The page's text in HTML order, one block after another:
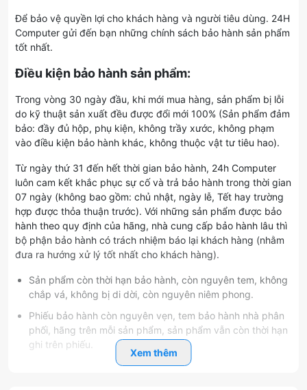
Để bảo vệ quyền lợi cho khách hàng và người tiêu dùng. 24H
Computer gửi đến bạn những chính sách bảo hành sản phẩm
tốt nhất.
Điều kiện bảo hành sản phẩm:
Trong vòng 30 ngày đầu, khi mới mua hàng, sản phẩm bị lỗi
do kỹ thuật sản xuất đều được đổi mới 100% (Sản phẩm đảm
bảo: đầy đủ hộp, phụ kiện, không trầy xước, không phạm
vào điều kiện bảo hành khác, không thuộc vật tư tiêu hao).
Từ ngày thứ 31 đến hết thời gian bảo hành, 24h Computer
luôn cam kết khắc phục sự cố và trả bảo hành trong thời gian
07 ngày (không bao gồm: chủ nhật, ngày lễ, Tết hay trường
hợp được thỏa thuận trước). Với những sản phẩm được bảo
hành theo quy định của hãng, nhà cung cấp bảo hành lâu thì
bộ phận bảo hành có trách nhiệm báo lại khách hàng (nhằm
đưa ra hướng xử lý tốt nhất cho khách hàng).
Sản phẩm còn thời hạn bảo hành, còn nguyên tem, không
chắp vá, không bị di dời, còn nguyên niêm phong.
Phiếu bảo hành còn nguyên vẹn, tem bảo hành nhà phân
phối, hãng trên mỗi sản phẩm, sản phẩm vẫn còn thời hạn
ghi trên phiếu.
màn hình Kingview
Xem thêm